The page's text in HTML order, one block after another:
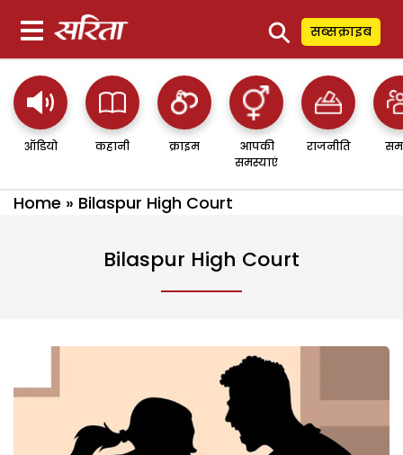
⚲ सब्सक्राइब
ऑडियो कहानी क्राइम
आपकी
समस्याएं
राजनीति
Home » Bilaspur High Court
Bilaspur High Court